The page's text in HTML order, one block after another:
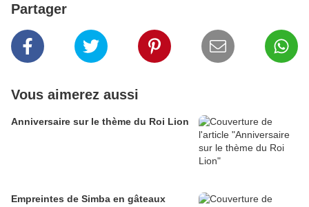
Partager
Vous aimerez aussi
Anniversaire sur le thème du Roi Lion
Empreintes de Simba en gâteaux